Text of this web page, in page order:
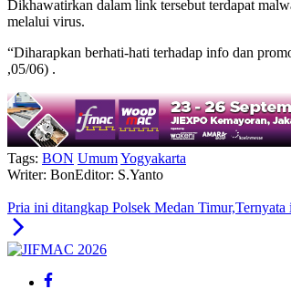
Dikhawatirkan dalam link tersebut terdapat
melalui virus.
“Diharapkan berhati-hati terhadap info dan
,05/06) .
Tags: BON UmumYogyakarta
Writer: BonEditor: S.Yanto
Pria ini ditangkap Polsek Medan Timur,Ternyata